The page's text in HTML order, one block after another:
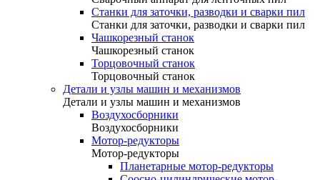
Станки для заточки, разводки и сварки пил
Станки для заточки, разводки и сварки пил
Чашкорезный станок
Чашкорезный станок
Торцовочный станок
Торцовочный станок
Детали и узлы машин и механизмов
Детали и узлы машин и механизмов
Воздухосборники
Воздухосборники
Мотор-редукторы
Мотор-редукторы
Планетарные мотор-редукторы